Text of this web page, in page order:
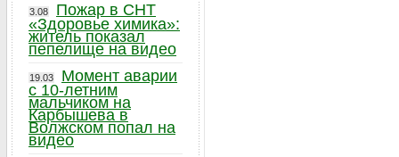
3.08
Пожар в СНТ
«Здоровье химика»:
житель показал
пепелище на видео
19.03
Момент аварии
с 10-летним
мальчиком на
Карбышева в
Волжском попал на
видео